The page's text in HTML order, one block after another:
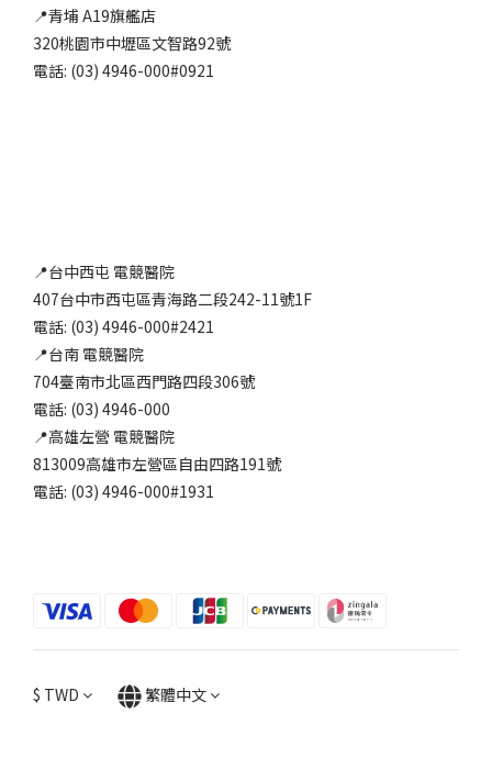
📍青埔 A19旗艦店
320桃園市中壢區文智路92號
電話: (03) 4946-000#0921
📍台中西屯 電競醫院
407台中市西屯區青海路二段242-11號1F
電話: (03) 4946-000#2421
📍台南 電競醫院
704臺南市北區西門路四段306號
電話: (03) 4946-000
📍高雄左營 電競醫院
813009高雄市左營區自由四路191號
電話: (03) 4946-000#1931
$ TWD 繁體中文